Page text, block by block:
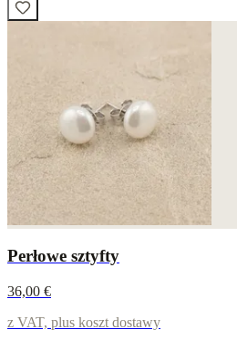
Perłowe sztyfty
36,00 €
z VAT, plus koszt dostawy